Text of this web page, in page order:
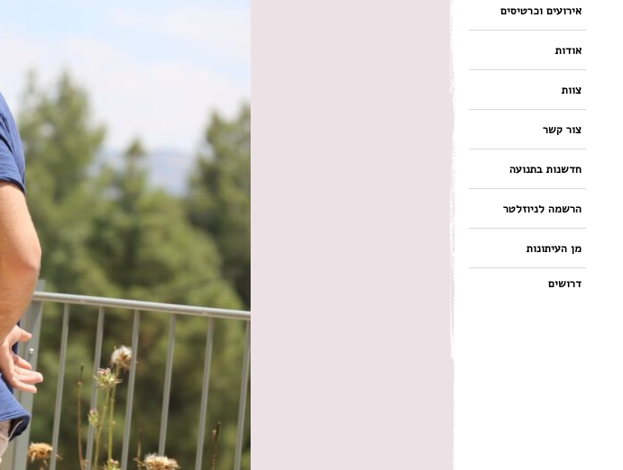
אירועים וכרטיסים
אודות
צוות
צור קשר
חדשנות בתנועה
הרשמה לניוזלטר
מן העיתונות
דרושים